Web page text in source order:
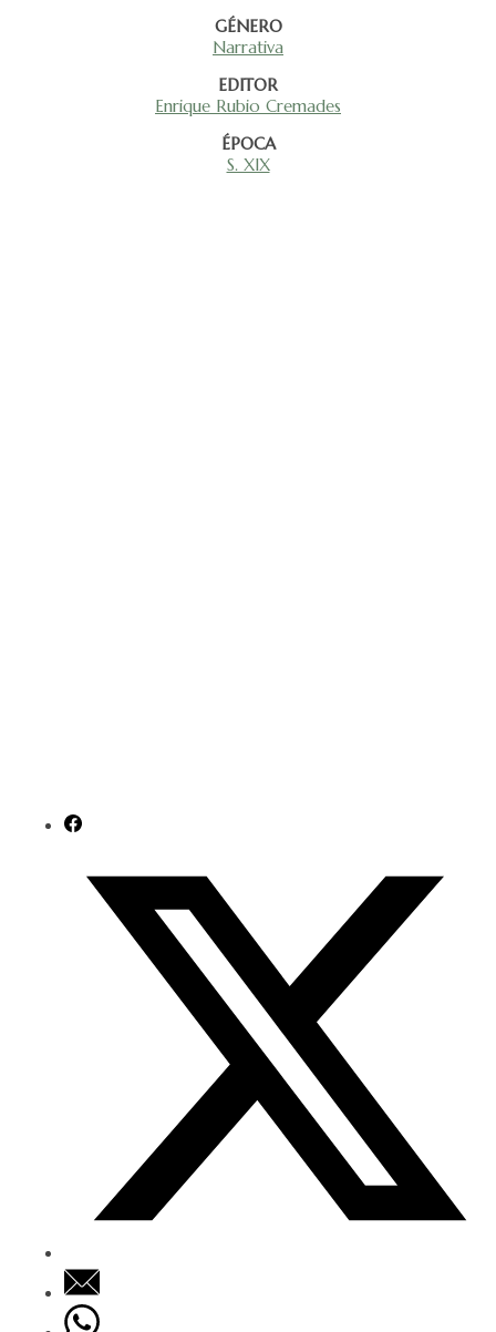
GÉNERO
Narrativa
EDITOR
Enrique Rubio Cremades
ÉPOCA
S. XIX